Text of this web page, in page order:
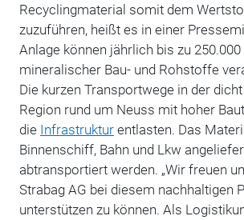
Recyclingmaterial somit dem
zuzuführen, heißt es in einer
Anlage können jährlich bis zu 250.000
mineralischer Bau- und Rohstoffe
Die kurzen Transportwege in der
Region rund um Neuss mit hoher
die Infrastrukturentlasten. Das
Binnenschiff, Bahn und Lkw
abtransportiert werden. „Wir freuen
Strabag AG bei diesem nachhaltigen
unterstützen zu können. Als